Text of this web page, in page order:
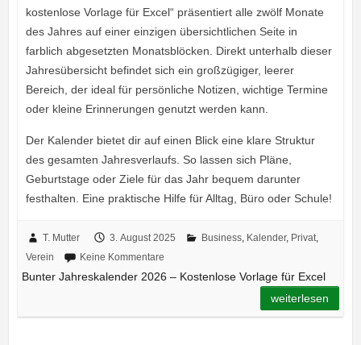
kostenlose Vorlage für Excel“ präsentiert alle zwölf Monate
des Jahres auf einer einzigen übersichtlichen Seite in
farblich abgesetzten Monatsblöcken. Direkt unterhalb dieser
Jahresübersicht befindet sich ein großzügiger, leerer
Bereich, der ideal für persönliche Notizen, wichtige Termine
oder kleine Erinnerungen genutzt werden kann.
Der Kalender bietet dir auf einen Blick eine klare Struktur
des gesamten Jahresverlaufs. So lassen sich Pläne,
Geburtstage oder Ziele für das Jahr bequem darunter
festhalten. Eine praktische Hilfe für Alltag, Büro oder Schule!
T. Mutter 3. August 2025 Business, Kalender, Privat,
Verein
Keine Kommentare
Bunter Jahreskalender 2026 – Kostenlose Vorlage für Excel
weiterlesen